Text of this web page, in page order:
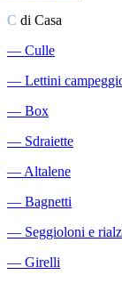
C di Casa
― Culle
― Lettini
― Box
― Sdraiette
― Altalene
― Bagnetti
― Seggioloni e
― Girelli